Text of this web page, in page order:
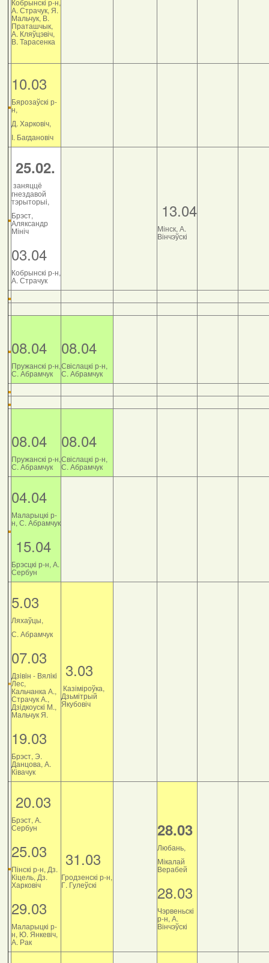
Кобрынскі р-н,
А. Страчук, Я.
Мальчук, В.
Праташчык,
А. Кляўцэвіч,
В. Тарасенка
10.03
Бярозаўскі р-
н,
Д. Харковіч,
І. Багдановіч
25.02.
заняццё
гнездавой
тэрыторыі,
Брэст,
Аляксандр
Мініч
03.04
Кобрынскі р-н,
А. Страчук
13.04
Мінск, А.
Вінчэўскі
08.04
Пружанскі р-н,
С. Абрамчук
08.04
Свіслацкі р-н,
С. Абрамчук
08.04
Пружанскі р-н,
С. Абрамчук
08.04
Свіслацкі р-н,
С. Абрамчук
04.04
Маларыцкі р-
н, С. Абрамчук
15.04
Брэсцкі р-н, А.
Сербун
5.03
Ляхаўцы,
С. Абрамчук
07.03
Дзiвiн - Вялiкi
Лес,
Кальчанка А.,
Страчук А.,
Дзiдкоускi М.,
Мальчук Я.
19.03
Брэст, Э.
Данцова, А.
Ківачук
3.03
Казіміроўка,
Дзьмітрый
Якубовіч
20.03
Брэст, А.
Сербун
25.03
Пінскі р-н, Дз.
Кіцель, Дз.
Харковіч
29.03
Маларыцкі р-
н, Ю. Янкевіч,
А. Рак
31.03
Гродзенскі р-н,
Г. Гулеўскі
28.03
Любань,
Мікалай
Верабей
28.03
Чэрвеньскі
р-н, А.
Вінчэўскі